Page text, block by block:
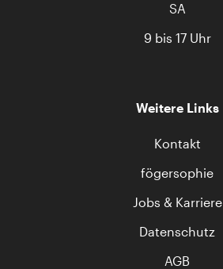
SA
9 bis 17 Uhr
Weitere Links
Kontakt
fögersophie
Jobs & Karriere
Datenschutz
AGB